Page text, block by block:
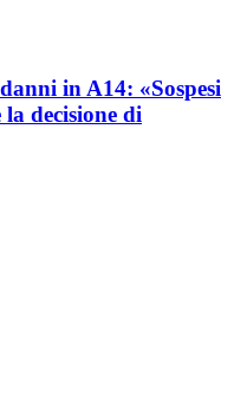
in A14: «Sospesi
decisione di